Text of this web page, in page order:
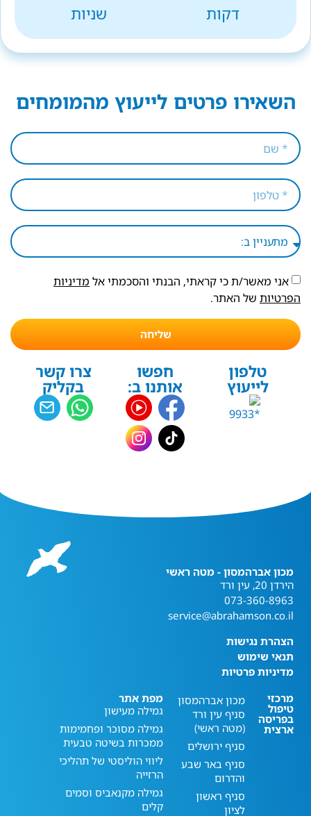
דקות
שניות
השאירו פרטים לייעוץ מהמומחים
אני מאשר/ת כי קראתי, הבנתי והסכמתי אל מדיניות
הפרטיות של האתר.
שליחה
טלפון
לייעוץ
חפשו
אותנו ב:
צרו קשר
בקליק
מכון אברהמסון - מטה ראשי
הירדן 20, עין ורד
073-360-8963
service@abrahamson.co.il
הצהרת נגישות
תנאי שימוש
מדיניות פרטיות
מרכזי
טיפול
בפריסה
ארצית
מכון אברהמסון
סניף עין ורד
(מטה ראשי)
סניף ירושלים
סניף באר שבע
והדרום
סניף ראשון
לציון
מפת אתר
גמילה מעישון
גמילה מסוכר ופחמימות
ממכרות בשיטה טבעית
ליווי הוליסטי של תהליכי
הרזייה
גמילה מקנאביס וסמים
קלים